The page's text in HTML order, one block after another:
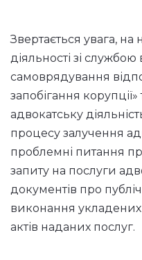
Звертається увага, на
діяльності зі
самоврядування
запобігання
адвокатську
процесу залучення
проблемні питання
запиту на послуги
документів про
виконання
актів наданих послуг.